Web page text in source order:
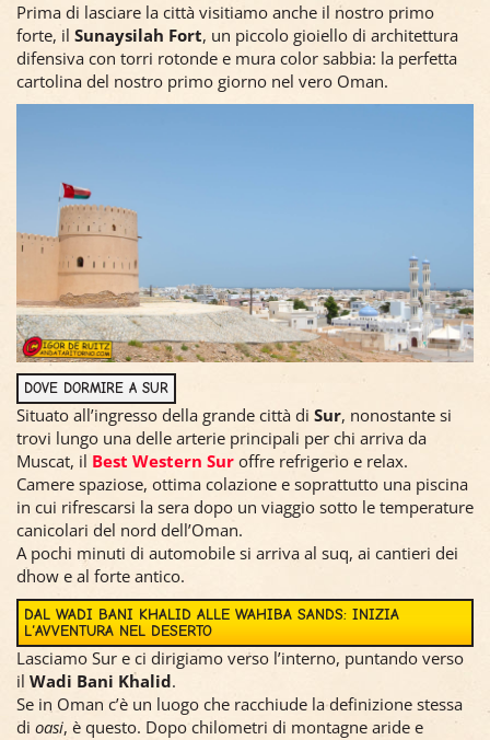
Prima di lasciare la città visitiamo anche il nostro primo
forte, il Sunaysilah Fort, un piccolo gioiello di architettura
difensiva con torri rotonde e mura color sabbia: la perfetta
cartolina del nostro primo giorno nel vero Oman.
DOVE DORMIRE A SUR
Situato all’ingresso della grande città di Sur, nonostante si
trovi lungo una delle arterie principali per chi arriva da
Muscat, il Best Western Sur offre refrigerio e relax.
Camere spaziose, ottima colazione e soprattutto una piscina
in cui rifrescarsi la sera dopo un viaggio sotto le temperature
canicolari del nord dell’Oman.
A pochi minuti di automobile si arriva al suq, ai cantieri dei
dhow e al forte antico.
DAL WADI BANI KHALID ALLE WAHIBA SANDS: INIZIA
L‘AVVENTURA NEL DESERTO
Lasciamo Sur e ci dirigiamo verso l’interno, puntando verso
il Wadi Bani Khalid.
Se in Oman c’è un luogo che racchiude la definizione stessa
di oasi, è questo. Dopo chilometri di montagne aride e